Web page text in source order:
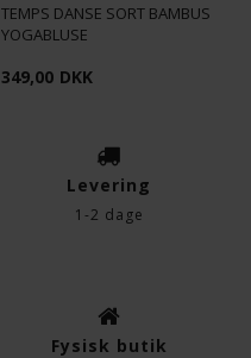
TEMPS DANSE SORT BAMBUS
YOGABLUSE
349,00 DKK
Levering
1-2 dage
Fysisk butik